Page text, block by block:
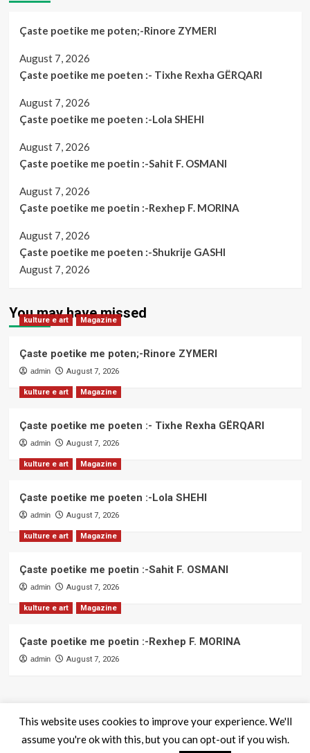
fundit.
shifër
arriti
mijë
e
728.
Hatip
Çaste poetike me poten;-Rinore ZYMERI
August 7, 2026
Çaste poetike me poeten :- Tixhe Rexha GËRQARI
August 7, 2026
Çaste poetike me poeten :-Lola SHEHI
August 7, 2026
Çaste poetike me poetin :-Sahit F. OSMANI
August 7, 2026
Çaste poetike me poetin :-Rexhep F. MORINA
August 7, 2026
Çaste poetike me poeten :-Shukrije GASHI
August 7, 2026
You may have missed
kulture e art Magazine
Çaste poetike me poten;-Rinore ZYMERI
admin August 7, 2026
kulture e art Magazine
Çaste poetike me poeten :- Tixhe Rexha GËRQARI
admin August 7, 2026
kulture e art Magazine
Çaste poetike me poeten :-Lola SHEHI
admin August 7, 2026
kulture e art Magazine
Çaste poetike me poetin :-Sahit F. OSMANI
admin August 7, 2026
kulture e art Magazine
Çaste poetike me poetin :-Rexhep F. MORINA
admin August 7, 2026
QendraPRESS - Te drejtat e rezervuara|CoverNewsby AF
This website uses cookies to improve your experience. We'll
assume you're ok with this, but you can opt-out if you wish.